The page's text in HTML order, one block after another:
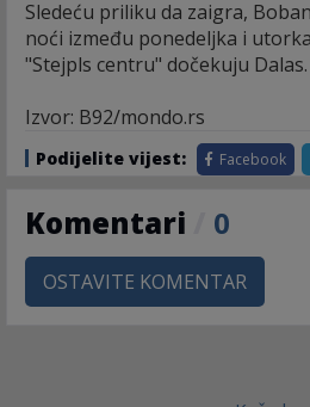
Sledeću priliku da zaigra,
noći između ponedeljka i
"Stejpls centru" dočekuju Dalas.
Izvor: B92/mondo.rs
Podijelite vijest: Facebook
Komentari 0
OSTAVITE KOMENTAR